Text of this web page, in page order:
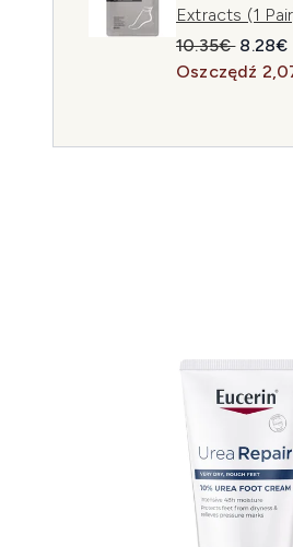
Extracts (1
Sugerowana
10.35€ 8.28€
Oszczędź